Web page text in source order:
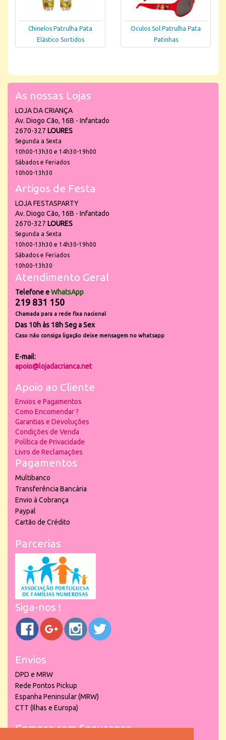
Chinelos Patrulha Pata
Elástico Sortidos
Oculos Sol Patrulha Pata
Patinhas
As nossas Lojas
LOJA DA CRIANÇA
Av. Diogo Cão, 16B - Infantado
2670-327 LOURES
Segunda a Sexta
10h00-13h30 e 14h30-19h00
Sábados e Feriados
10h00-13h30
Artigos de Festa
LOJA FESTASPARTY
Av. Diogo Cão, 16B - Infantado
2670-327 LOURES
Segunda a Sexta
10h00-13h30 e 14h30-19h00
Sábados e Feriados
10h00-13h30
Atendimento Geral
Telefone eWhatsApp
219 831 150
Chamada para a rede fixa nacional
Das 10h às 18h Seg a Sex
Caso não consiga ligação deixe mensagem no whatsapp
E-mail:
apoio@lojadacrianca.net
Apoio ao Cliente
Envios e Pagamentos
Como Encomendar ?
Garantias e Devoluções
Condições de Venda
Política de Privacidade
Livro de Reclamações
Pagamentos
Multibanco
Transferência Bancária
Envio à Cobrança
Paypal
Cartão de Crédito
Parcerias
Siga-nos !
Envios
DPD e MRW
Rede Pontos Pickup
Espanha Peninsular (MRW)
CTT (Ilhas e Europa)
Compre com Segurança